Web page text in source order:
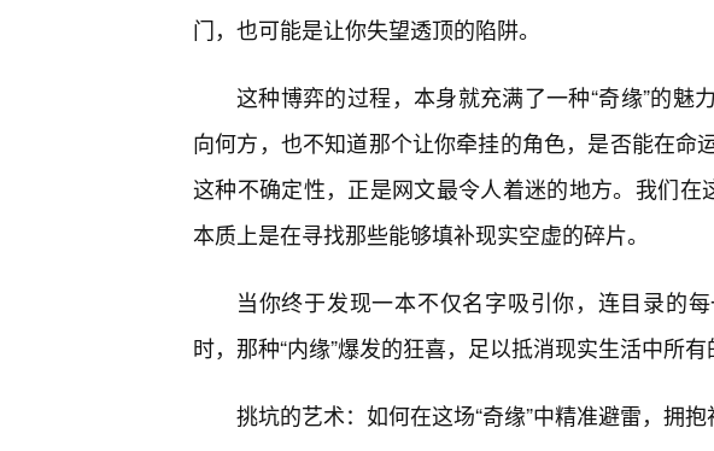
门，也可能是让你失望透顶的陷阱。
这种博弈的过程，本身就充满了一种“奇缘”的魅
向何方，也不知道那个让你牵挂的角色，是否能在命
这种不确定性，正是网文最令人着迷的地方。我们在
本质上是在寻找那些能够填补现实空虚的碎片。
当你终于发现一本不仅名字吸引你，连目录的
时，那种“内缘”爆发的狂喜，足以抵消现实生活中所有
挑坑的艺术：如何在这场“奇缘”中精准避雷，拥抱